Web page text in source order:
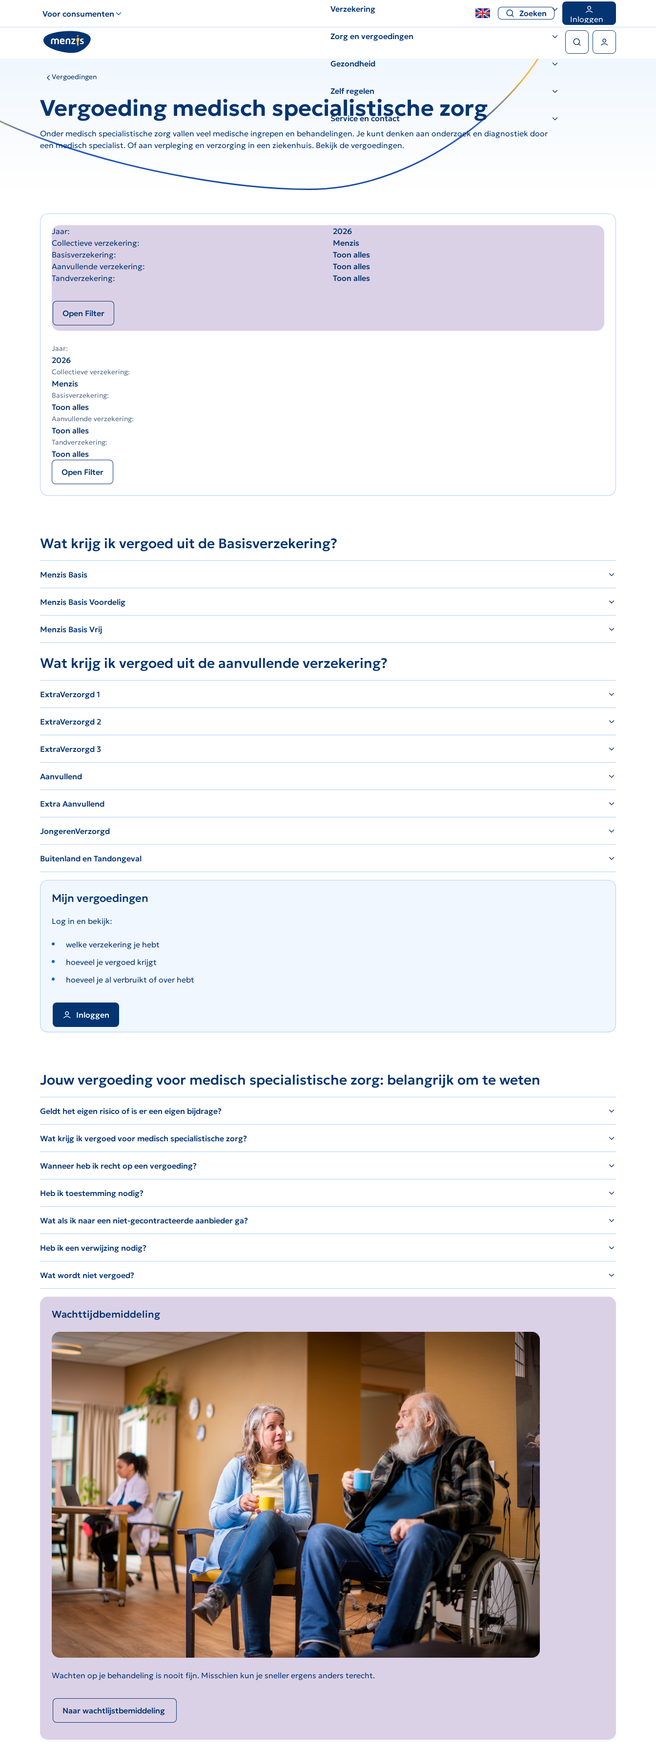
voor
snelle
navigatie
Voor consumenten Zoeken
Inloggen
Verzekering
Zorg en vergoedingen
Gezondheid
Zelf regelen
Service en contact
Vergoedingen
Vergoeding medisch specialistische zorg
Onder medisch specialistische zorg vallen veel medische ingrepen en behandelingen. Je kunt denken aan onderzoek en diagnostiek door
een medisch specialist. Of aan verpleging en verzorging in een ziekenhuis. Bekijk de vergoedingen.
Jaar
2026
Collectieve verzekering
Menzis
Basisverzekering
Toon alles
Aanvullende verzekering
Toon alles
Tandverzekering
Toon alles
Open Filter
Jaar:
2026
Collectieve verzekering:
Menzis
Basisverzekering:
Toon alles
Aanvullende verzekering:
Toon alles
Tandverzekering:
Toon alles
Open Filter
Wat krijg ik vergoed uit de Basisverzekering?
Menzis Basis
Menzis Basis Voordelig
Menzis Basis Vrij
Wat krijg ik vergoed uit de aanvullende verzekering?
ExtraVerzorgd 1
ExtraVerzorgd 2
ExtraVerzorgd 3
Aanvullend
Extra Aanvullend
JongerenVerzorgd
Buitenland en Tandongeval
Mijn vergoedingen
Log in en bekijk:
welke verzekering je hebt
hoeveel je vergoed krijgt
hoeveel je al verbruikt of over hebt
Inloggen
Jouw vergoeding voor medisch specialistische zorg: belangrijk om te weten
Geldt het eigen risico of is er een eigen bijdrage?
Wat krijg ik vergoed voor medisch specialistische zorg?
Wanneer heb ik recht op een vergoeding?
Heb ik toestemming nodig?
Wat als ik naar een niet-gecontracteerde aanbieder ga?
Heb ik een verwijzing nodig?
Wat wordt niet vergoed?
Wachttijdbemiddeling
Wachten op je behandeling is nooit fijn. Misschien kun je sneller ergens anders terecht.
Naar wachtlijstbemiddeling